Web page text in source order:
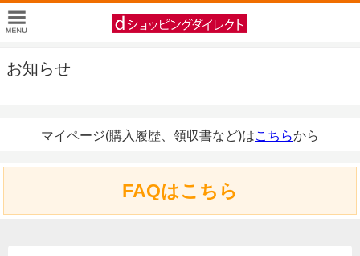
お知らせ
マイページ(購入履歴、領収書など)はこちらから
FAQはこちら